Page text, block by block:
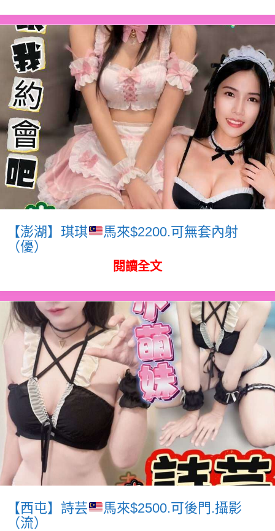
【澎湖】琪琪
馬來$2200.可無套內射
（優）
閱讀全文
【西屯】詩芸
馬來$2500.可後門.攝影
（流）